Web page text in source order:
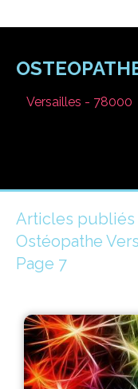
Versailles - 78000
Articles publiés
Ostéopathe
Page 7